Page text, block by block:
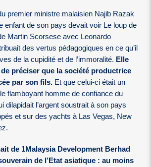
premier ministre malaisien Najib Razak
enfant de son pays devait voir Le loup de
Martin Scorsese avec Leonardo
des vertus pédagogiques en ce qu’il
de la cupidité et de l’immoralité. Elle
préciser que la société productrice
par son fils. Et que celui-ci était un
flamboyant homme de confiance du
dilapidait l’argent soustrait à son pays
et sur des yachts à Las Vegas, New
de 1Malaysia Development Berhad
de l’Etat asiatique : au moins